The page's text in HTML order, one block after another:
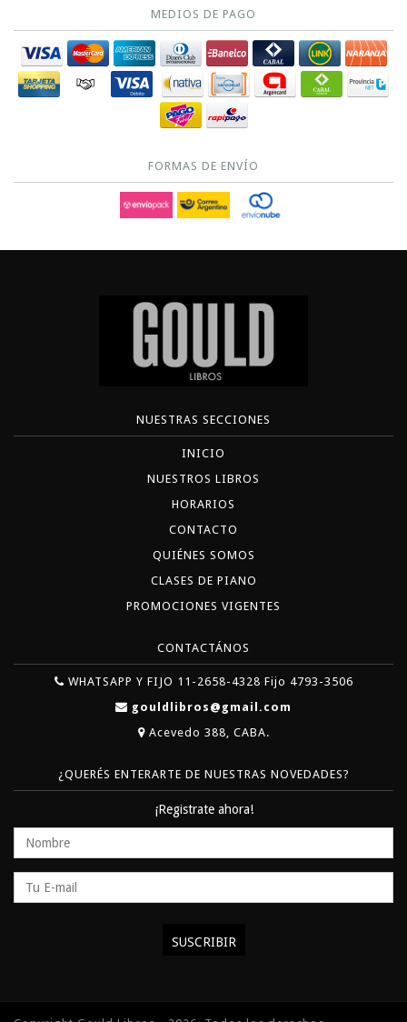
MEDIOS DE PAGO
FORMAS DE ENVÍO
NUESTRAS SECCIONES
INICIO
NUESTROS LIBROS
HORARIOS
CONTACTO
QUIÉNES SOMOS
CLASES DE PIANO
PROMOCIONES VIGENTES
CONTACTÁNOS
WHATSAPP Y FIJO 11-2658-4328 Fijo 4793-3506
gouldlibros@gmail.com
Acevedo 388, CABA.
¿QUERÉS ENTERARTE DE NUESTRAS NOVEDADES?
¡Registrate ahora!